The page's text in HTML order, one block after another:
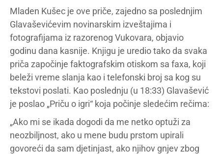
Mladen Kušec je ove priče, zajedno sa poslednjim
Glavaševićevim novinarskim izveštajima i
fotografijama iz razorenog Vukovara, objavio
godinu dana kasnije. Knjigu je uredio tako da svaka
priča započinje faktografskim otiskom sa faxa, koji
beleži vreme slanja kao i telefonski broj sa kog su
tekstovi poslati. Kao poslednju (u 18:33) Glavašević
je poslao „Priču o igri“ koja počinje sledećim rečima:
„Ako mi se ikada dogodi da me netko optuži za
neozbiljnost, ako u mene budu prstom upirali
govoreći da sam djetinjast, ako njihov gnjev zbog